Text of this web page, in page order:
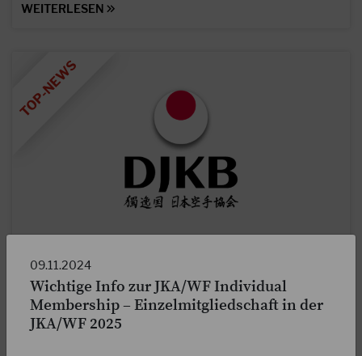
WEITERLESEN
JKA-Faustschützer an offiziellen DJKB-
Meisterschaften
Neben den DJKB-Faustschützern können ab sofort auch die
von der JKA genehmigten Faustschützer für internationale
09.11.2024
Wichtige Info zur JKA/WF Individual
Membership – Einzelmitgliedschaft in der
JKA/WF 2025